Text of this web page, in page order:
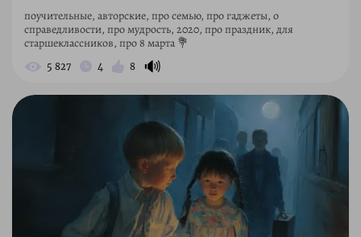
поучительные, авторские, про семью, про гаджеты, о
справедливости, про мудрость, 2020, про праздник, для
старшеклассников, про 8 марта 💐
5 827 4 8 🔊